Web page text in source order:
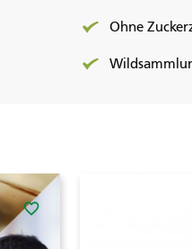
Ohne
favorite_border